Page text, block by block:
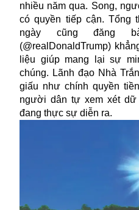
nhiều năm qua. Song,
có quyền tiếp cận. Tổng
ngày cũng đăng
(@realDonaldTrump)
liệu giúp mang lại sự
chúng. Lãnh đạo Nhà
giấu như chính quyền
người dân tự xem xét
đang thực sự diễn ra.